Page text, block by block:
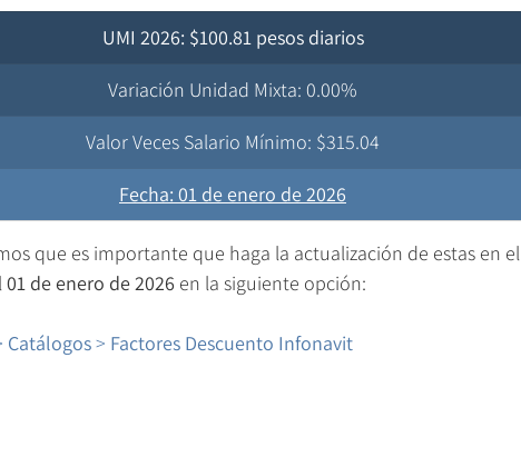
UMI 2026: $100.81 pesos diarios
Variación Unidad Mixta: 0.00%
Valor Veces Salario Mínimo: $315.04
​Fecha: 01 de enero de 2026
que es importante que haga la actualización de estas en el
01 de enero de 2026 en la siguiente opción:
Catálogos > Factores Descuento Infonavit